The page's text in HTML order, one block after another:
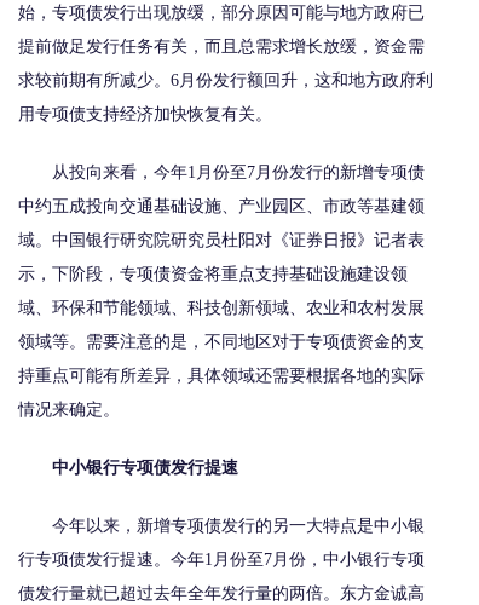
始，专项债发行出现放缓，部分原因可能与地方政府已
提前做足发行任务有关，而且总需求增长放缓，资金需
求较前期有所减少。6月份发行额回升，这和地方政府利
用专项债支持经济加快恢复有关。
从投向来看，今年1月份至7月份发行的新增专项债
中约五成投向交通基础设施、产业园区、市政等基建领
域。中国银行研究院研究员杜阳对《证券日报》记者表
示，下阶段，专项债资金将重点支持基础设施建设领
域、环保和节能领域、科技创新领域、农业和农村发展
领域等。需要注意的是，不同地区对于专项债资金的支
持重点可能有所差异，具体领域还需要根据各地的实际
情况来确定。
中小银行专项债发行提速
今年以来，新增专项债发行的另一大特点是中小银
行专项债发行提速。今年1月份至7月份，中小银行专项
债发行量就已超过去年全年发行量的两倍。东方金诚高